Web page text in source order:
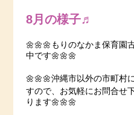
8月の様子♬
🌼🌼🌼もりのなかま保育園古
中です🌼🌼🌼
🌼🌼🌼沖縄市以外の市町村
すので、お気軽にお問合せ
ります🌼🌼🌼